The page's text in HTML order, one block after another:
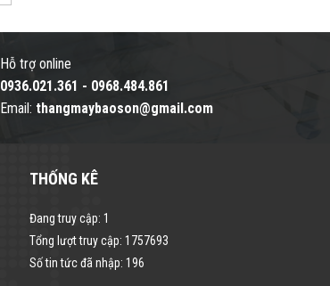
Hỗ trợ online
0936.021.361 - 0968.484.861
Email: thangmaybaoson@gmail.com
THỐNG KÊ
Đang truy cập: 1
Tổng lượt truy cập: 1757693
Số tin tức đã nhập: 196